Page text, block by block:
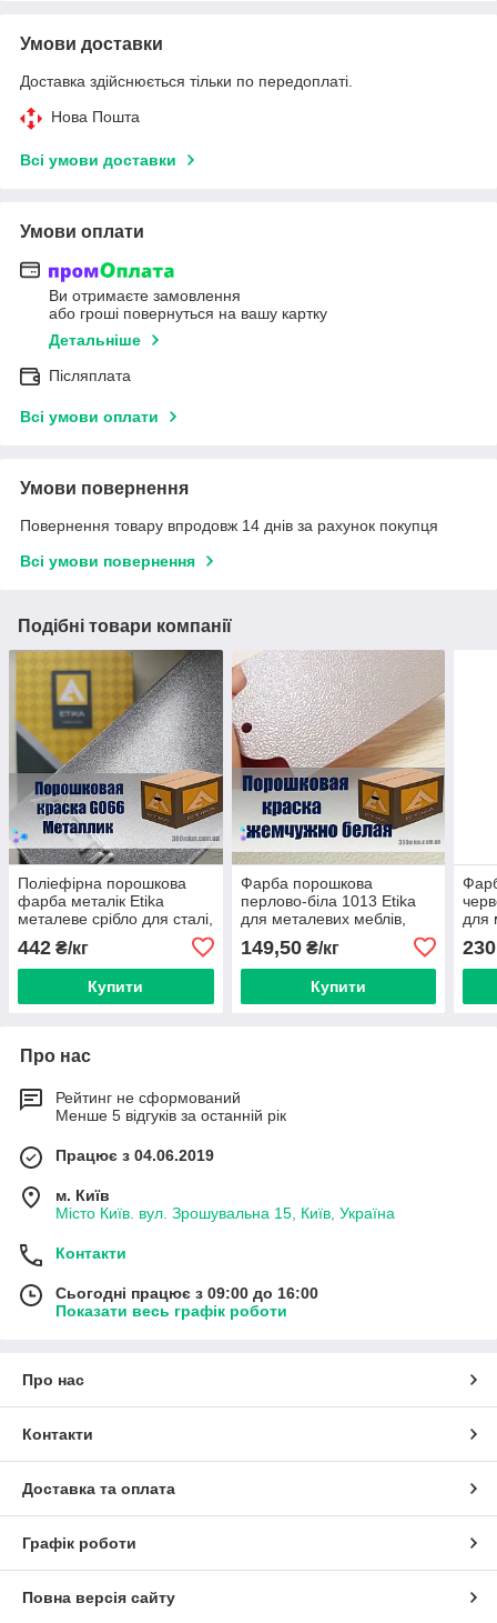
Умови доставки
Доставка здійснюється тільки по передоплаті.
Нова Пошта
Всі умови доставки
Умови оплати
Ви отримаєте замовлення
або гроші повернуться на вашу картку
Детальніше
Післяплата
Всі умови оплати
Умови повернення
Повернення товару впродовж 14 днів за рахунок покупця
Всі умови повернення
Подібні товари компанії
Поліефірна порошкова
фарба металік Etika
металеве срібло для сталі,
металу
442 ₴/кг
Купити
Фарба порошкова
перлово-біла 1013 Etika
для металевих меблів,
дверей, профнастиллів і
кріплення.
149,50₴/кг
Купити
для
230
Про нас
Рейтинг не сформований
Менше 5 відгуків за останній рік
Працює з 04.06.2019
м. Київ
Місто Київ. вул. Зрошувальна 15, Київ, Україна
Контакти
Сьогодні працює з 09:00 до 16:00
Показати весь графік роботи
Про нас
Контакти
Доставка та оплата
Графік роботи
Повна версія сайту